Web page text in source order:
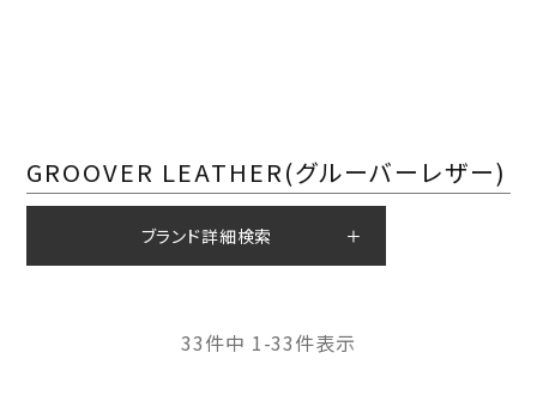
GROOVER LEATHER(グルーバーレザー)
ブランド詳細検索
33件中 1-33件表示